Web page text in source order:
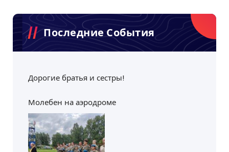
Последние События
Дорогие братья и сестры!
Молебен на аэродроме